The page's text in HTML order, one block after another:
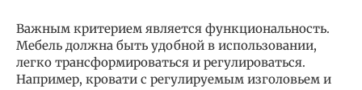
Важным критерием является функциональность.
Мебель должна быть удобной в использовании,
легко трансформироваться и регулироваться.
Например, кровати с регулируемым изголовьем и